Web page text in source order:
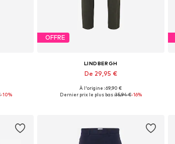
-10%
OFFRE
LINDBERGH
De 29,95 €
+1
Tailles disponibles: 33, 34, 35-36
À l'origine : 69,90 €
Dernier prix le plus bas :35,94 €-16%